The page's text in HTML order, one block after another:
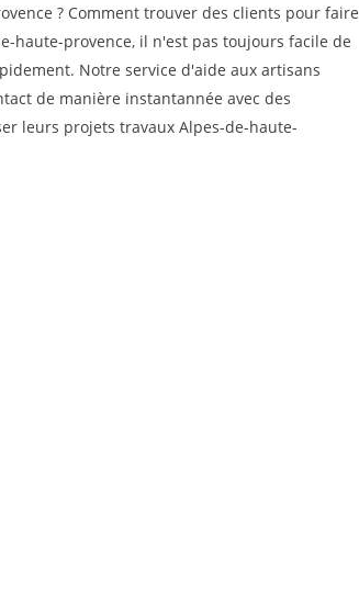
? Comment trouver des clients pour faire
haute-provence, il n'est pas toujours facile de
Notre service d'aide aux artisans
de manière instantannée avec des
leurs projets travaux Alpes-de-haute-